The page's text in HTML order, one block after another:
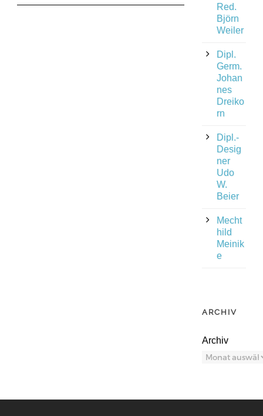
Red.
Björn
Weiler
Dipl.
Germ.
Johan
nes
Dreiko
rn
Dipl.-
Desig
ner
Udo
W.
Beier
Mecht
hild
Meinik
e
ARCHIV
Archiv